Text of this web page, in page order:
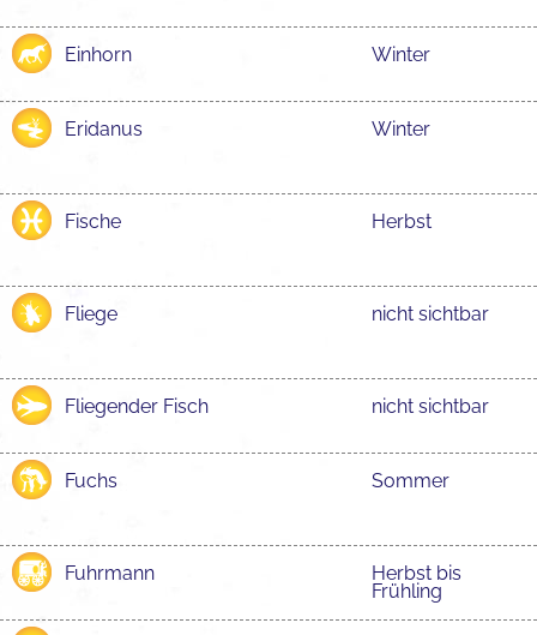
Einhorn Winter
Eridanus Winter
Fische Herbst
Fliege nicht sichtbar
Fliegender Fisch nicht sichtbar
Fuchs Sommer
Fuhrmann Herbst bis
Frühling